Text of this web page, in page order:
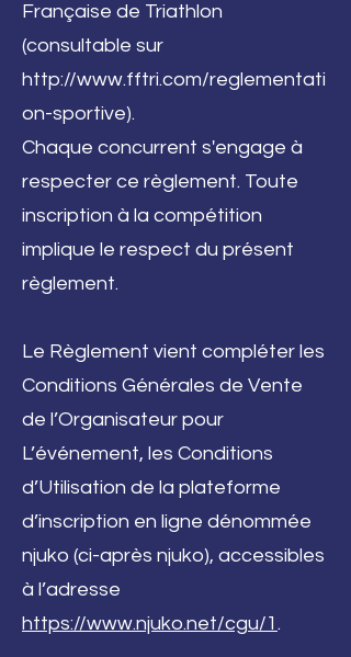
Française de Triathlon
(consultable sur
http://www.fftri.com/reglementati
on-sportive).
Chaque concurrent s'engage à
respecter ce règlement. Toute
inscription à la compétition
implique le respect du présent
règlement.
Le Règlement vient compléter les
Conditions Générales de Vente
de l’Organisateur pour
L’événement, les Conditions
d’Utilisation de la plateforme
d’inscription en ligne dénommée
njuko (ci-après njuko), accessibles
à l’adresse
https://www.njuko.net/cgu/1 .